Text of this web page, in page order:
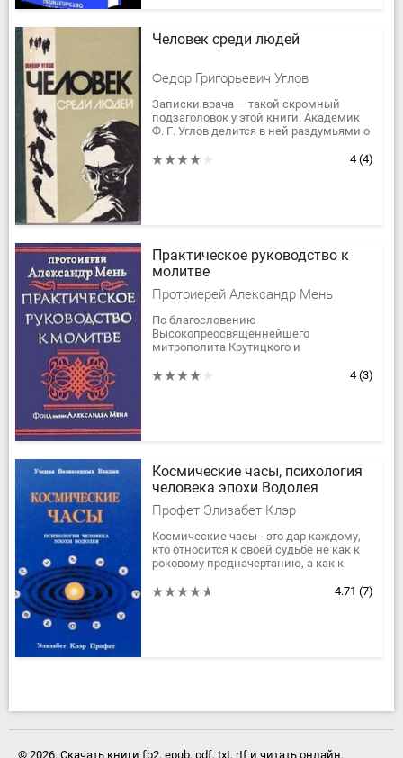
Человек среди людей
Федор Григорьевич Углов
Записки врача — такой скромный
подзаголовок у этой книги. Академик
Ф. Г. Углов делится в ней раздумьями о
о высоких понятиях чести,...
4 (4)
Практическое руководство к
молитве
Протоиерей Александр Мень
По благословению
Высокопреосвященнейшего
митрополита Крутицкого и
Александра МеняМосква, 1995Объем
4 (3)
Космические часы, психология
человека эпохи Водолея
Профет Элизабет Клэр
Космические часы - это дар каждому,
кто относится к своей судьбе не как к
роковому предначертанию, а как к
проблемы своей психики, радостно...
4.71 (7)
© 2026. Скачать книги fb2, epub, pdf, txt, rtf и читать онлайн.